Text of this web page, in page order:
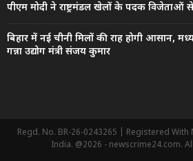
पीएम मोदी ने राष्ट्रमंडल खेलों के पदक विजेताओं
बिहार में नई चीनी मिलों की राह होगी आसान,
गन्ना उद्योग मंत्री संजय कुमार
Regd. No. BR-26-0243265 | Registered
India. @2026 - newscrime24.com.